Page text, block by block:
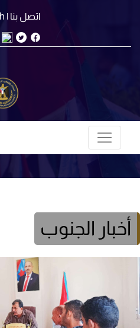
اتصل بنا | English
أخبار الجنوب